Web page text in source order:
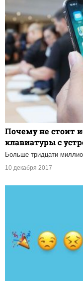
Почему не стоит
клавиатуры с
Больше тридцати
10 декабря 2017